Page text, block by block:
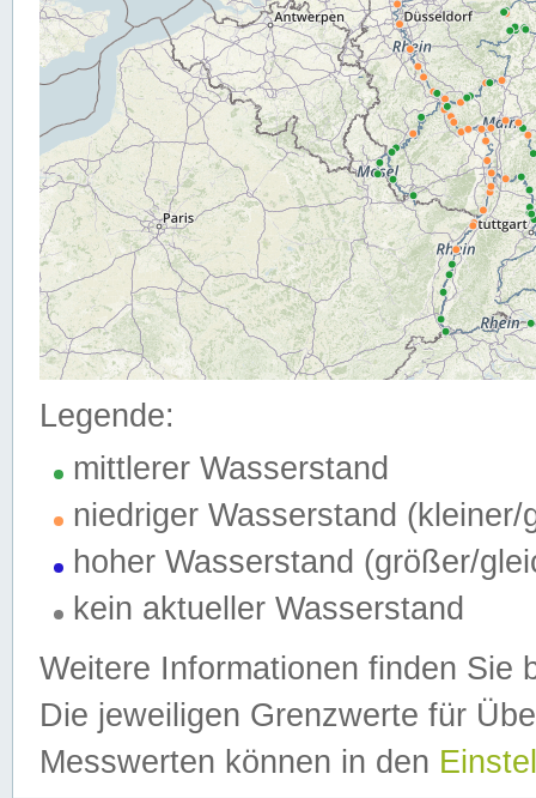
Legende:
mittlerer Wasserstand
niedriger Wasserstand (kleiner/
hoher Wasserstand (größer/
kein aktueller Wasserstand
Weitere Informationen finden Sie
Die jeweiligen Grenzwerte für
Messwerten können in den